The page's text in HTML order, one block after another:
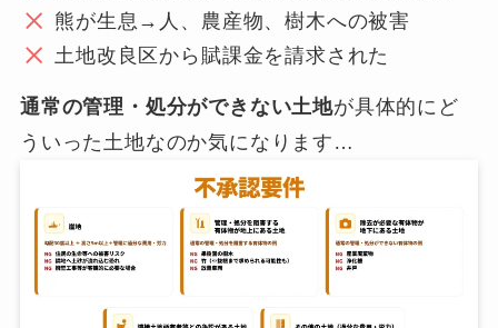
熊が生息→人、農産物、樹木への被害
土地改良区から賦課金を請求された
通常の管理・処分ができない土地が具体的にど
ういった土地なのか気になります…